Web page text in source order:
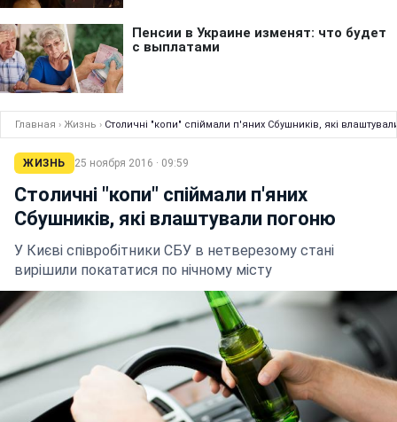
Главная › Жизнь › Столичні "копи" спіймали п'яних Сбушників, які
ЖИЗНЬ 25 ноября 2016 · 09:59
Столичні "копи" спіймали п'яних
Сбушників, які влаштували погоню
У Києві співробітники СБУ в нетверезому стані
вирішили покататися по нічному місту